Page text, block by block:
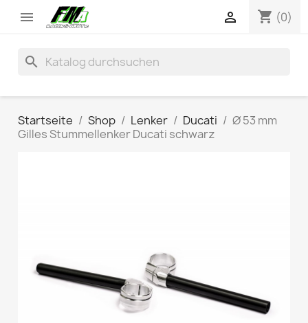
 shopping_cart (0)

search
Startseite Shop Lenker Ducati
Ø 53 mm
Gilles Stummellenker Ducati schwarz